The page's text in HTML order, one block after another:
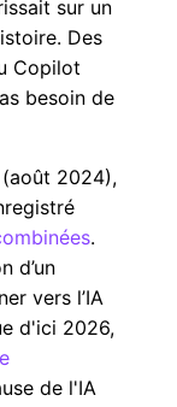
sur un
Des
Copilot
besoin de
(août 2024),
.
d’un
vers l’IA
d'ici 2026,
de l'IA